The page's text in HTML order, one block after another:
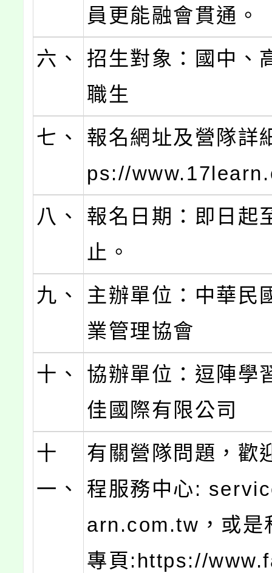
員更能融會貫通。
六、
招生對象：國中、
職生
七、
報名網址及營隊詳
ps://
八、
報名日期：即日起
止。
九、
主辦單位：中華民
業管理協會
十、
協辦單位：逗陣學
佳國際有限公司
十
一、
有關營隊問題，歡
程服務中心:
arn.com.tw，或是
專頁:https://